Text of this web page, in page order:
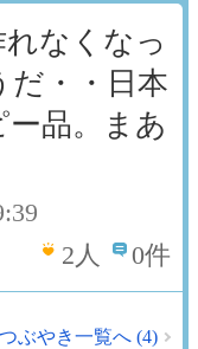
なくなっ
だ・・日本
品。まあ
2人 0件
つぶやき一覧へ (4)